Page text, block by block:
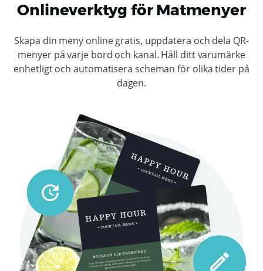
Onlineverktyg för Matmenyer
Skapa din meny online gratis, uppdatera och dela QR-
menyer på varje bord och kanal. Håll ditt varumärke
enhetligt och automatisera scheman för olika tider på
dagen.